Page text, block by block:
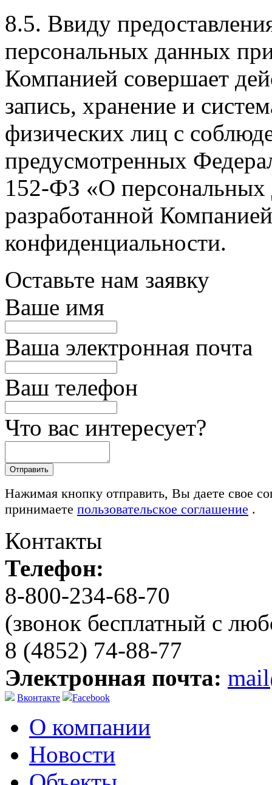
8.5. Ввиду
персональных данных
Компанией совершает
запись, хранение и
физических лиц с
предусмотренных
152-ФЗ «О персональных
разработанной
конфиденциальности.
Оставьте нам заявку
Ваше имя
Ваша электронная почта
Ваш телефон
Что вас интересует?
Нажимая кнопку отправить, Вы даете свое
принимаете пользовательское соглашение .
Контакты
Телефон:
8-800-234-68-70
(звонок бесплатный с
8 (4852) 74-88-77
Электронная почта:
Вконтакте Facebook
О компании
Новости